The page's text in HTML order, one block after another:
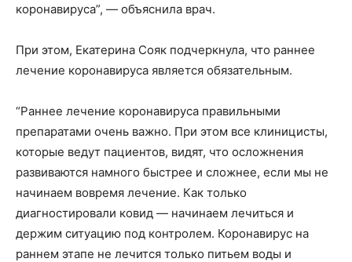
коронавируса”, — объяснила врач.
При этом, Екатерина Сояк подчеркнула, что раннее
лечение коронавируса является обязательным.
“Раннее лечение коронавируса правильными
препаратами очень важно. При этом все клиницисты,
которые ведут пациентов, видят, что осложнения
развиваются намного быстрее и сложнее, если мы не
начинаем вовремя лечение. Как только
диагностировали ковид — начинаем лечиться и
держим ситуацию под контролем. Коронавирус на
раннем этапе не лечится только питьем воды и